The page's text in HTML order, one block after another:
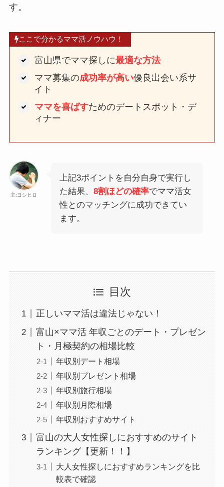
す。
ここで分かるママ活ノウハウ！
富山県でママ探しに最適な方法
ママ募集の成功率が高い優良出会い系サ
イト
ママを喜ばすためのデートスポット・デ
ィナー
主:ヨシヒロ
上記3ポイントを自分自身で実行し
た結果、 8割ほどの確率でママ活女
性とのマッチングに成功できてい
ます。
目次
正しいママ活は違法じゃない！
富山×ママ活 年収ごとのデート・プレゼン
ト・月極契約の相場比較
年収別デート相場
年収別プレゼント相場
年収別旅行相場
年収別月際相場
年収別おすすめサイト
富山の大人女性探しにおすすめのサイト
ランキング【更新！！】
大人女性探しにおすすめランキングを比
較表で確認